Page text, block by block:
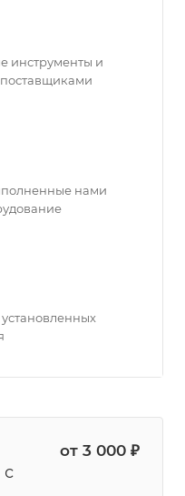
инструменты и
нами
с
от 3 000 ₽